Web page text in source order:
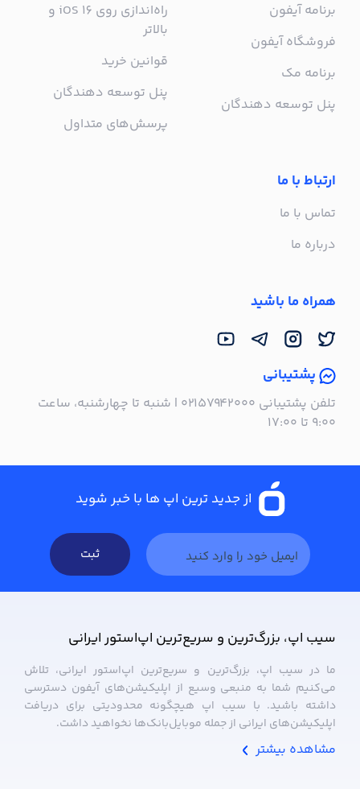
برنامه آیفون
فروشگاه آیفون
برنامه مک
پنل توسعه دهندگان
راه‌اندازی روی iOS 16 و
بالاتر
قوانین خرید
پنل توسعه دهندگان
پرسش‌های متداول
ارتباط با ما
تماس با ما
درباره ما
همراه ما باشید
پشتیبانی
تلفن پشتیبانی ۰۲۱۵۷۹۴۲۰۰۰ | شنبه تا چهارشنبه، ساعت
۹:۰۰ تا ۱۷:۰۰
از جدید ترین اپ ها با خبر شوید
ثبت
سیب ‌اپ، بزرگ‌ترین و سریع‌ترین اپ‌استور ایرانی
ما در سیب ‌اپ، بزرگ‌ترین و سریع‌ترین اپ‌استور ایرانی، تلاش
می‌کنیم شما به منبعی وسیع از اپلیکیشن‌های آیفون دسترسی
داشته باشید. با سیب ‌اپ هیچگونه محدودیتی برای دریافت
اپلیکیشن‌های ایرانی از جمله موبایل‌بانک‌ها نخواهید داشت.
مشاهده بیشتر